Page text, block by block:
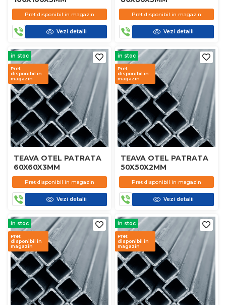
Pret disponibil in magazin
Vezi detalii
Pret disponibil in magazin
Vezi detalii
in stoc
Pret
disponibil in
magazin
TEAVA OTEL PATRATA
60X60X3MM
Pret disponibil in magazin
Vezi detalii
in stoc
Pret
disponibil in
magazin
TEAVA OTEL PATRATA
50X50X2MM
Pret disponibil in magazin
Vezi detalii
in stoc
Pret
disponibil in
magazin
in stoc
Pret
disponibil in
magazin